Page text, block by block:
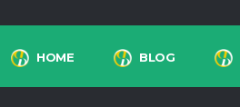
HOME BLOG